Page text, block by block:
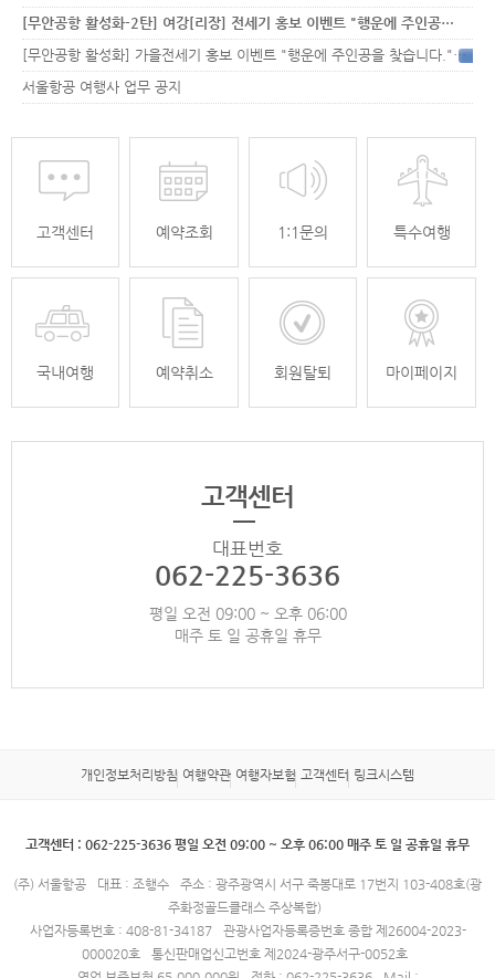
[무안공항 활성화-2탄] 여강[리장] 전세기 홍보 이벤트 "행운에 주인공…
[무안공항 활성화] 가을전세기 홍보 이벤트 "행운에 주인공을 찾습니다."33
서울항공 여행사 업무 공지
고객센터 예약조회 1:1문의 특수여행
국내여행 예약취소 회원탈퇴 마이페이지
고객센터
대표번호
062-225-3636
평일 오전 09:00 ~ 오후 06:00
매주 토 일 공휴일 휴무
개인정보처리방침 여행약관 여행자보험 고객센터 링크시스템
고객센터 : 062-225-3636 평일 오전 09:00 ~ 오후 06:00 매주 토 일 공휴일 휴무
(주) 서울항공 대표 : 조행수
주소 : 광주광역시 서구 죽봉대로 17번지 103-408호(광
주화정골드클래스 주상복합)
사업자등록번호 : 408-81-34187
관광사업자등록증번호 종합 제26004-2023-
000020호
통신판매업신고번호 제2024-광주서구-0052호